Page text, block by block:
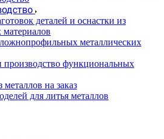
деталей и оснастки из
металлических
производство функциональных
металлов на заказ
для литья металлов